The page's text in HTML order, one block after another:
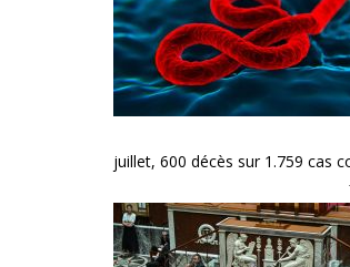
juillet, 600 décès sur 1.759 cas